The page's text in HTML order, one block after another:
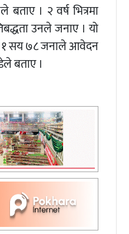
बताए । २ वर्ष भित्रमा
उनले जनाए । यो
१ सय ७८ जनाले आवेदन
बताए ।